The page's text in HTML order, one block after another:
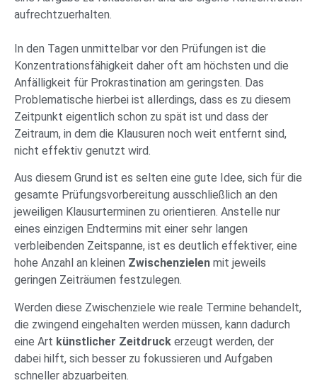
aufrechtzuerhalten.
In den Tagen unmittelbar vor den Prüfungen ist die
Konzentrationsfähigkeit daher oft am höchsten und die
Anfälligkeit für Prokrastination am geringsten. Das
Problematische hierbei ist allerdings, dass es zu diesem
Zeitpunkt eigentlich schon zu spät ist und dass der
Zeitraum, in dem die Klausuren noch weit entfernt sind,
nicht effektiv genutzt wird.
Aus diesem Grund ist es selten eine gute Idee, sich für die
gesamte Prüfungsvorbereitung ausschließlich an den
jeweiligen Klausurterminen zu orientieren. Anstelle nur
eines einzigen Endtermins mit einer sehr langen
verbleibenden Zeitspanne, ist es deutlich effektiver, eine
hohe Anzahl an kleinen Zwischenzielen mit jeweils
geringen Zeiträumen festzulegen.
Werden diese Zwischenziele wie reale Termine behandelt,
die zwingend eingehalten werden müssen, kann dadurch
eine Art künstlicher Zeitdruck erzeugt werden, der
dabei hilft, sich besser zu fokussieren und Aufgaben
schneller abzuarbeiten.